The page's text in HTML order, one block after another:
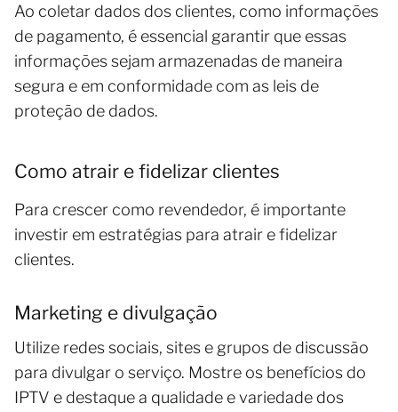
Ao coletar dados dos clientes, como informações
de pagamento, é essencial garantir que essas
informações sejam armazenadas de maneira
segura e em conformidade com as leis de
proteção de dados.
Como atrair e fidelizar clientes
Para crescer como revendedor, é importante
investir em estratégias para atrair e fidelizar
clientes.
Marketing e divulgação
Utilize redes sociais, sites e grupos de discussão
para divulgar o serviço. Mostre os benefícios do
IPTV e destaque a qualidade e variedade dos